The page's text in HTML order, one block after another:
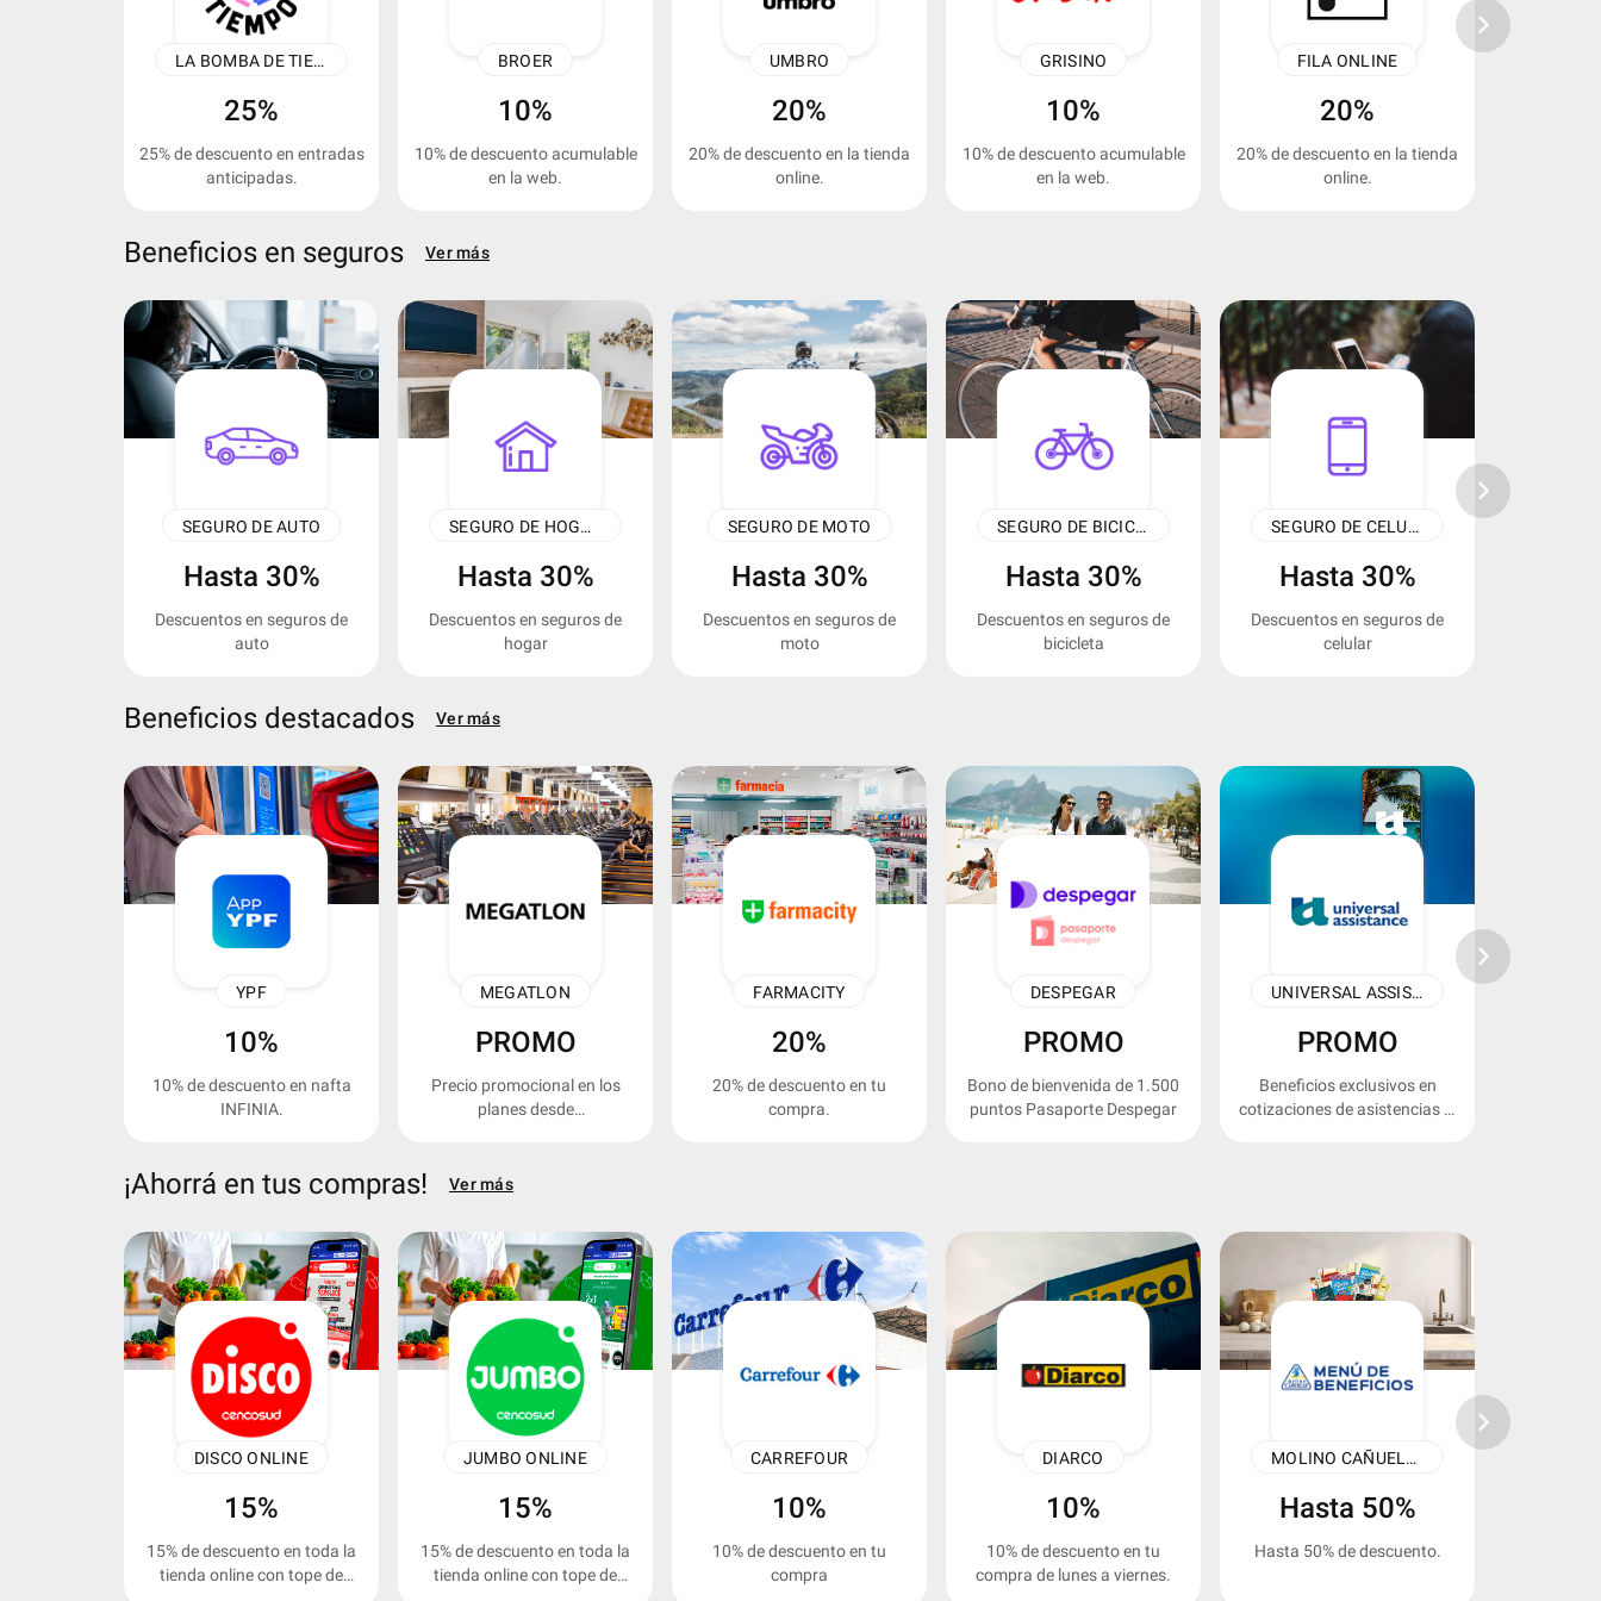
LA BOMBA DE TIEMPO
25%
25% de descuento en entradas
anticipadas.
BROER
10%
10% de descuento acumulable
en la web.
UMBRO
20%
20% de descuento en la tienda
online.
GRISINO
10%
10% de descuento acumulable
en la web.
FILA ONLINE
20%
20% de descuento en la tienda
online.
keyboard_arrow_right
Beneficios en seguros Ver más
SEGURO DE AUTO
Hasta 30%
Descuentos en seguros de
auto
SEGURO DE HOGAR
Hasta 30%
Descuentos en seguros de
hogar
SEGURO DE MOTO
Hasta 30%
Descuentos en seguros de
moto
SEGURO DE BICICLETA
Hasta 30%
Descuentos en seguros de
bicicleta
SEGURO DE CELULAR
Hasta 30%
Descuentos en seguros de
celular
keyboard_arrow_right
Beneficios destacados Ver más
YPF
10%
10% de descuento en nafta
INFINIA.
MEGATLON
PROMO
Precio promocional en los
planes desde
FARMACITY
20%
20% de descuento en tu
compra.
DESPEGAR
PROMO
Bono de bienvenida de 1.500
puntos Pasaporte Despegar
UNIVERSAL ASSISTANCE
PROMO
Beneficios exclusivos en
cotizaciones de asistencias al
keyboard_arrow_right
¡Ahorrá en tus compras! Ver más
DISCO ONLINE
15%
15% de descuento en toda la
tienda online con tope de
JUMBO ONLINE
15%
15% de descuento en toda la
tienda online con tope de
CARREFOUR
10%
10% de descuento en tu
compra
DIARCO
10%
10% de descuento en tu
compra de lunes a viernes.
MOLINO CAÑUELAS
Hasta 50%
Hasta 50% de descuento.
keyboard_arrow_right